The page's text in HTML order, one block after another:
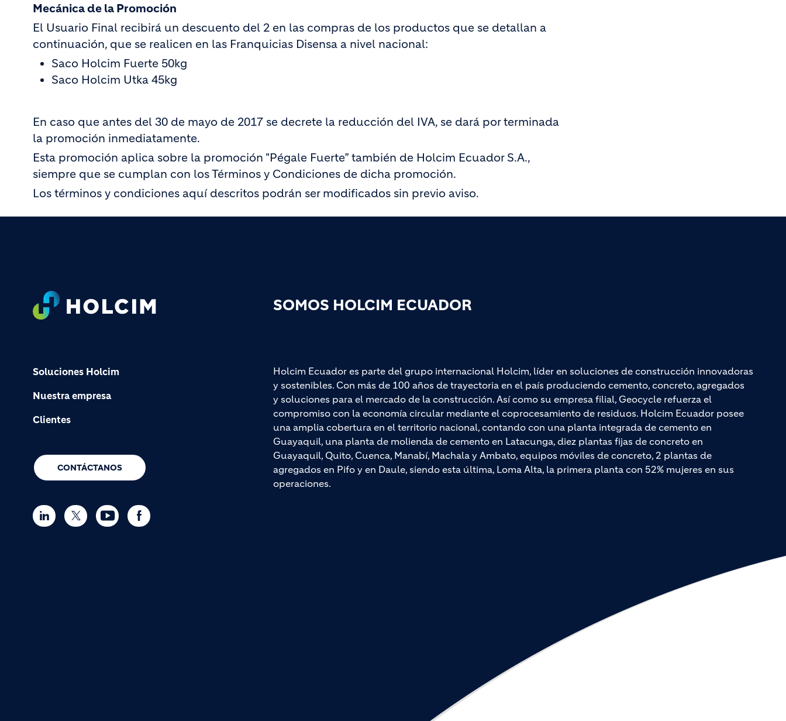
Mecánica de la Promoción
El Usuario Final recibirá un descuento del 2 en las compras de los productos que se detallan a
continuación, que se realicen en las Franquicias Disensa a nivel nacional:
Saco Holcim Fuerte 50kg
Saco Holcim Utka 45kg
En caso que antes del 30 de mayo de 2017 se decrete la reducción del IVA, se dará por terminada
la promoción inmediatamente.
Esta promoción aplica sobre la promoción "Pégale Fuerte” también de Holcim Ecuador S.A.,
siempre que se cumplan con los Términos y Condiciones de dicha promoción.
Los términos y condiciones aquí descritos podrán ser modificados sin previo aviso.
SOMOS HOLCIM ECUADOR
Soluciones Holcim
Nuestra empresa
Clientes
CONTÁCTANOS
Holcim Ecuador es parte del grupo internacional Holcim, líder en soluciones de construcción innovadoras
y sostenibles. Con más de 100 años de trayectoria en el país produciendo cemento, concreto, agregados
y soluciones para el mercado de la construcción. Así como su empresa filial, Geocycle refuerza el
compromiso con la economía circular mediante el coprocesamiento de residuos. Holcim Ecuador posee
una amplia cobertura en el territorio nacional, contando con una planta integrada de cemento en
Guayaquil, una planta de molienda de cemento en Latacunga, diez plantas fijas de concreto en
Guayaquil, Quito, Cuenca, Manabí, Machala y Ambato, equipos móviles de concreto, 2 plantas de
agregados en Pifo y en Daule, siendo esta última, Loma Alta, la primera planta con 52% mujeres en sus
operaciones.